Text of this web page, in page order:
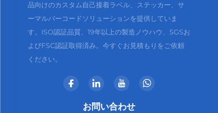
品向けのカスタム自己接着ラベル、ステッカー、サ
ーマルバーコードソリューションを提供していま
す。ISO認証品質、19年以上の製造ノウハウ、SGSお
よびFSC認証取得済み。今すぐお見積もりをご依頼
ください。
お問い合わせ